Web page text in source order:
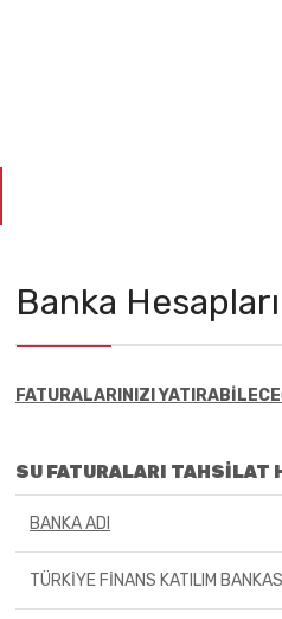
Banka Hesapları
FATURALARINIZI
SU FATURALARI TAHSİLAT
BANKA ADI
TÜRKİYE FİNANS KATILIM BANKASI